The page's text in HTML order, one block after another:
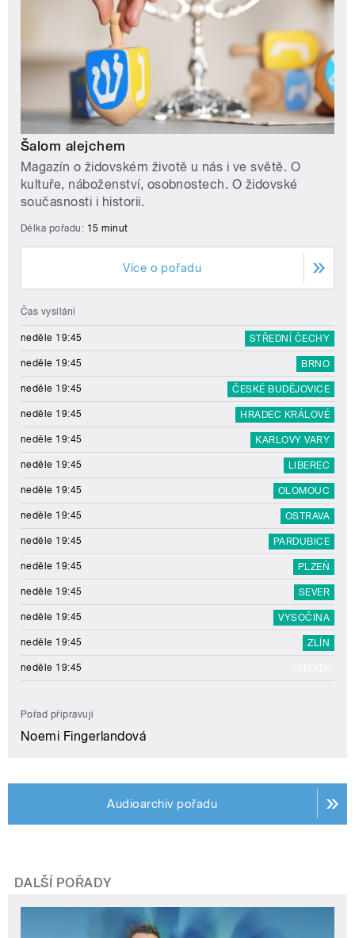
Šalom alejchem
Magazín o židovském životě u nás i ve světě. O
kultuře, náboženství, osobnostech. O židovské
současnosti i historii.
Délka pořadu: 15 minut
Více o pořadu
Čas vysílání
neděle 19:45 STŘEDNÍ ČECHY
neděle 19:45 BRNO
neděle 19:45 ČESKÉ BUDĚJOVICE
neděle 19:45 HRADEC KRÁLOVÉ
neděle 19:45 KARLOVY VARY
neděle 19:45 LIBEREC
neděle 19:45 OLOMOUC
neděle 19:45 OSTRAVA
neděle 19:45 PARDUBICE
neděle 19:45 PLZEŇ
neděle 19:45 SEVER
neděle 19:45 VYSOČINA
neděle 19:45 ZLÍN
neděle 19:45
Pořad připravují
Noemi Fingerlandová
Audioarchiv pořadu
DALŠÍ POŘADY